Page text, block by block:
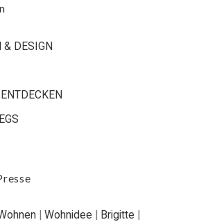
& DESIGN
| Wohnidee | Brigitte |